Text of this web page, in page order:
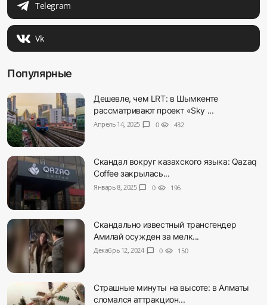
Telegram
Vk
Популярные
Дешевле, чем LRT: в Шымкенте
рассматривают проект «Sky ...
Апрель 14, 2025 chat_bubble 0 visibility 432
Скандал вокруг казахского языка: Qazaq
Coffee закрылась...
Январь 8, 2025 chat_bubble 0 visibility 196
Скандально известный трансгендер
Амилай осужден за мелк...
Декабрь 12, 2024 chat_bubble 0 visibility 150
Страшные минуты на высоте: в Алматы
сломался аттракцион...